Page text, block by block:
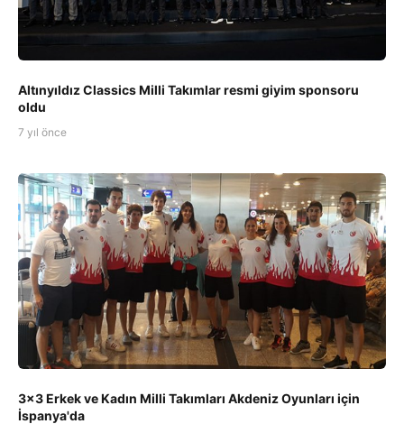
Altınyıldız Classics Milli Takımlar resmi giyim sponsoru
oldu
7 yıl önce
3x3 Erkek ve Kadın Milli Takımları Akdeniz Oyunları için
İspanya'da